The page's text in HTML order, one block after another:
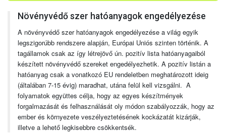
Növényvédő szer hatóanyagok engedélyezése
A növényvédő szer hatóanyagok engedélyezése a világ egyik
legszigorúbb rendszere alapján, Európai Uniós szinten történik. A
tagállamok csak az így létrejövő ún. pozitív lista hatóanyagaiból
készített növényvédő szereket engedélyezhetik. A pozitív listán a
hatóanyag csak a vonatkozó EU rendeletben meghatározott ideig
(általában 7-15 évig) maradhat, utána felül kell vizsgálni. A
folyamatok együttes célja, hogy az egyes készítmények
forgalmazását és felhasználását oly módon szabályozzák, hogy az
ember és környezete veszélyeztetésének kockázatát kizárják,
illetve a lehető legkisebbre csökkentsék.